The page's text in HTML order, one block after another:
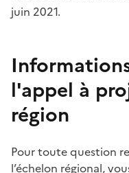
juin 2021.
l'appel à
région
Pour toute question
l’échelon régional,